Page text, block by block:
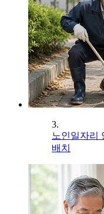
3.
노인일자리
배치